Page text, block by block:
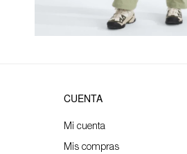
CUENTA
Mi cuenta
Mis compras